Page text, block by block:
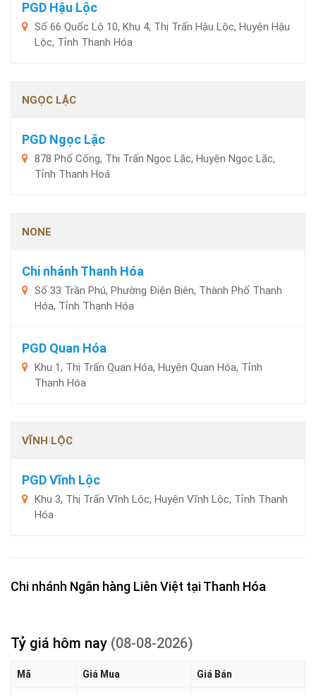
PGD Hậu Lộc
Số 66 Quốc Lộ 10, Khu 4, Thị Trấn Hậu Lộc, Huyện Hậu
Lộc, Tỉnh Thanh Hóa
NGỌC LẶC
PGD Ngọc Lặc
878 Phố Cống, Thị Trấn Ngọc Lặc, Huyện Ngọc Lặc,
Tỉnh Thanh Hoá
NONE
Chi nhánh Thanh Hóa
Số 33 Trần Phú, Phường Điện Biên, Thành Phố Thanh
Hóa, Tỉnh Thanh Hóa
PGD Quan Hóa
Khu 1, Thị Trấn Quan Hóa, Huyện Quan Hóa, Tỉnh
Thanh Hóa
VĨNH LỘC
PGD Vĩnh Lộc
Khu 3, Thị Trấn Vĩnh Lộc, Huyện Vĩnh Lộc, Tỉnh Thanh
Hóa
Chi nhánh Ngân hàng Liên Việt tại Thanh Hóa
Tỷ giá hôm nay (08-08-2026)
Mã Giá Mua Giá Bán